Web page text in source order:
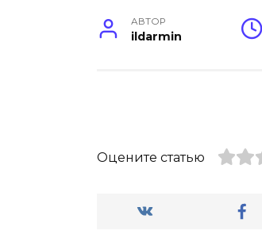
АВТОР
ildarmin
Оцените статью